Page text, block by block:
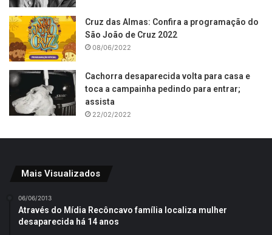
Cruz das Almas: Confira a programação do
São João de Cruz 2022
08/06/2022
Cachorra desaparecida volta para casa e
toca a campainha pedindo para entrar;
assista
22/02/2022
Mais Visualizados
06/06/2013
Através do Mídia Recôncavo família localiza mulher
desaparecida há 14 anos